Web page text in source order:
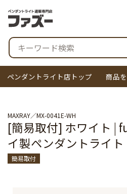
ペンダントライト店トップ 商品
MAXRAY MX-0041E-WH
[簡易取付] ホワイト |
イ製ペンダントライト
簡易取付